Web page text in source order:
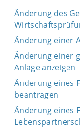
Änderung des
Änderung einer
Änderung einer
Anlage anzeigen
Änderung eines
beantragen
Änderung eines